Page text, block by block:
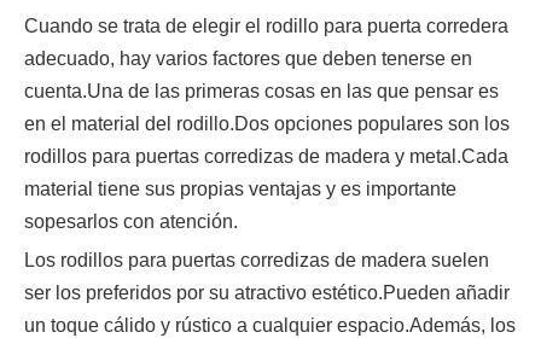
Cuando se trata de elegir el rodillo para puerta corredera
adecuado, hay varios factores que deben tenerse en
cuenta.Una de las primeras cosas en las que pensar es
en el material del rodillo.Dos opciones populares son los
rodillos para puertas corredizas de madera y metal.Cada
material tiene sus propias ventajas y es importante
sopesarlos con atención.
Los rodillos para puertas corredizas de madera suelen
ser los preferidos por su atractivo estético.Pueden añadir
un toque cálido y rústico a cualquier espacio.Además, los